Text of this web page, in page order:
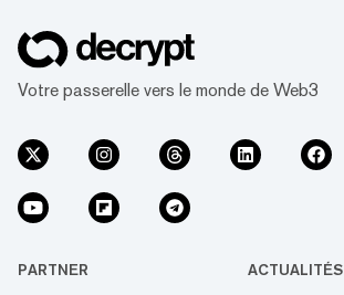
Votre passerelle vers le monde de Web3
PARTNER ACTUALITÉS